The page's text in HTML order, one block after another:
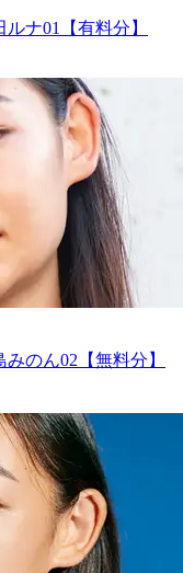
ナ01【有料分】
のん02【無料分】